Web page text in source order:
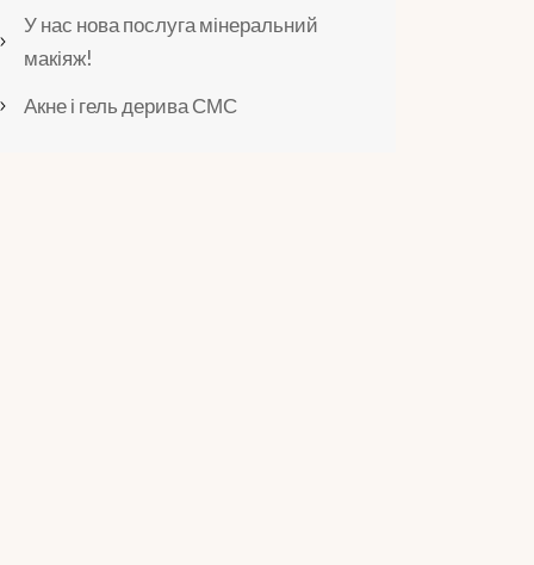
У нас нова послуга мінеральний
макіяж!
Акне і гель дерива СМС